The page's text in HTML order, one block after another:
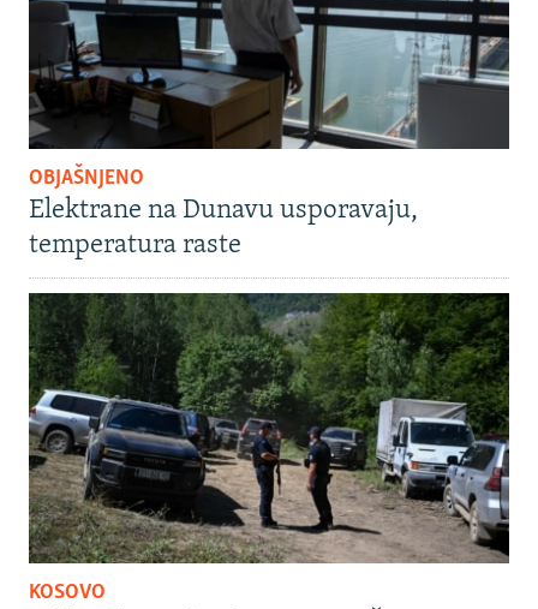
OBJAŠNJENO
Elektrane na Dunavu usporavaju,
temperatura raste
KOSOVO